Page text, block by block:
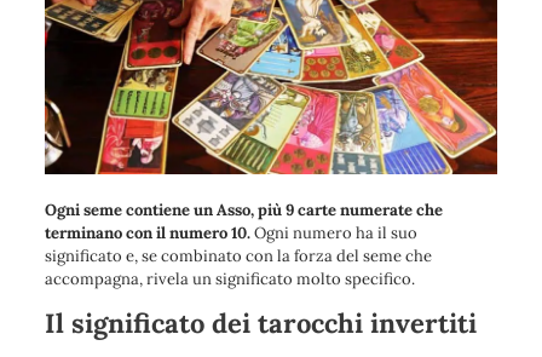
Ogni seme contiene un Asso, più 9 carte numerate che
terminano con il numero 10.Ogni numero ha il suo
significato e, se combinato con la forza del seme che
accompagna, rivela un significato molto specifico.
Il significato dei tarocchi invertiti